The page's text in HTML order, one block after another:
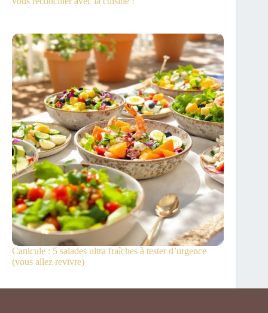
Canicule : 5 salades ultra fraîches à tester d’urgence
(vous allez revivre)